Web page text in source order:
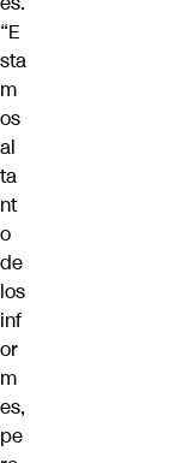
“E
sta
m
os
al
ta
nt
o
de
los
inf
or
m
es,
pe